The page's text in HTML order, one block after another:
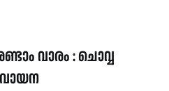
വാരം : ചൊവ്വ